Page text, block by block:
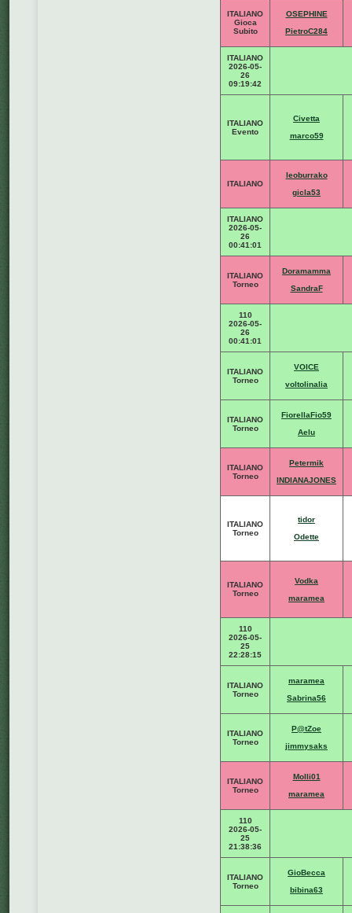
ITALIANO
Gioca
Subito
OSEPHINE
PietroC284
ITALIANO
2026-05-
26
09:19:42
ITALIANO
Evento
Civetta
marco59
ITALIANO
leoburrako
gicla53
ITALIANO
2026-05-
26
00:41:01
ITALIANO
Torneo
Doramamma
SandraF
110
2026-05-
26
00:41:01
ITALIANO
Torneo
VOICE
voltolinalia
ITALIANO
Torneo
FiorellaFio59
Aelu
ITALIANO
Torneo
Petermik
INDIANAJONES
ITALIANO
Torneo
tidor
Odette
ITALIANO
Torneo
Vodka
maramea
110
2026-05-
25
22:28:15
ITALIANO
Torneo
maramea
Sabrina56
ITALIANO
Torneo
P@tZoe
jimmysaks
ITALIANO
Torneo
Molli01
maramea
110
2026-05-
25
21:38:36
ITALIANO
Torneo
GioBecca
bibina63